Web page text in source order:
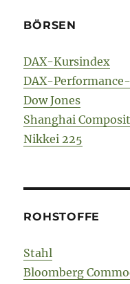
BÖRSEN
DAX-Kursindex
DAX-
Dow Jones
Shanghai
Nikkei 225
ROHSTOFFE
Stahl
Bloomberg